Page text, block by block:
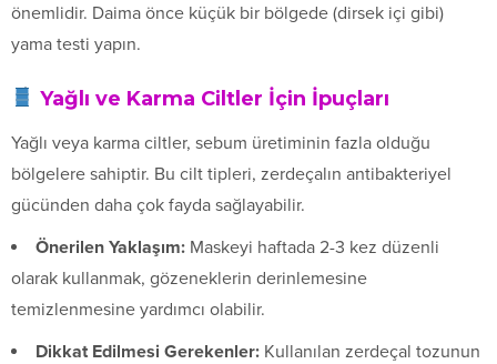
önemlidir. Daima önce küçük bir bölgede (dirsek içi gibi)
yama testi yapın.
Yağlı ve Karma Ciltler İçin İpuçları
Yağlı veya karma ciltler, sebum üretiminin fazla olduğu
bölgelere sahiptir. Bu cilt tipleri, zerdeçalın antibakteriyel
gücünden daha çok fayda sağlayabilir.
Önerilen Yaklaşım: Maskeyi haftada 2-3 kez düzenli
olarak kullanmak, gözeneklerin derinlemesine
temizlenmesine yardımcı olabilir.
Dikkat Edilmesi Gerekenler: Kullanılan zerdeçal tozunun